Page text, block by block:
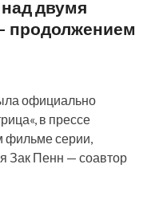
над двумя
продолжением
официально
в прессе
фильме серии,
Зак Пенн — соавтор